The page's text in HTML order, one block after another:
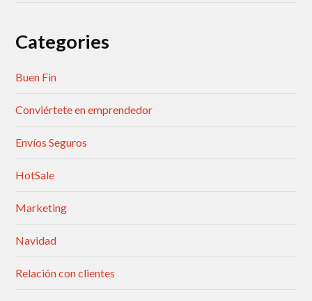
Categories
Buen Fin
Conviértete en emprendedor
Envíos Seguros
HotSale
Marketing
Navidad
Relación con clientes